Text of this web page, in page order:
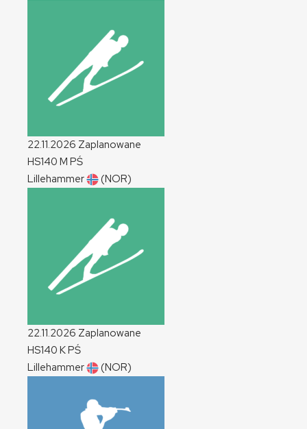
22.11.2026 Zaplanowane
HS140 M PŚ
Lillehammer
(NOR)
22.11.2026 Zaplanowane
HS140 KPŚ
Lillehammer
(NOR)